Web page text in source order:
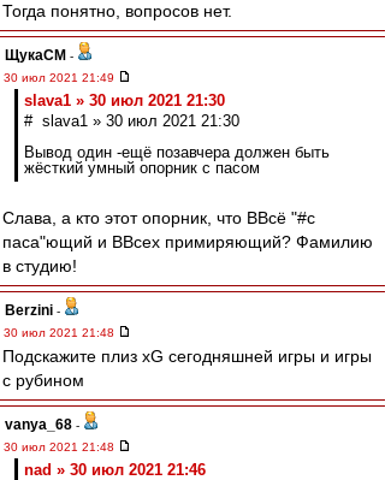
Тогда понятно, вопросов нет.
ЩукаСМ -
30 июл 2021 21:49
slava1 » 30 июл 2021 21:30
# slava1 » 30 июл 2021 21:30
Вывод один -ещё позавчера должен быть
жёсткий умный опорник с пасом
Слава, а кто этот опорник, что ВВсё "#с
паса"ющий и ВВсех примиряющий? Фамилию
в студию!
Berzini -
30 июл 2021 21:48
Подскажите плиз xG сегодняшней игры и игры
с рубином
vanya_68 -
30 июл 2021 21:48
nad » 30 июл 2021 21:46